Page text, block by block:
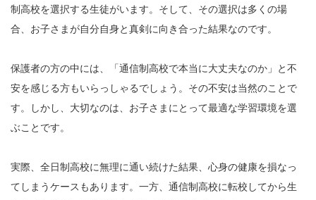
制高校を選択する生徒がいます。そして、その選択は多くの場
合、お子さまが自分自身と真剣に向き合った結果なのです。
保護者の方の中には、「通信制高校で本当に大丈夫なのか」と不
安を感じる方もいらっしゃるでしょう。その不安は当然のことで
す。しかし、大切なのは、お子さまにとって最適な学習環境を選
ぶことです。
実際、全日制高校に無理に通い続けた結果、心身の健康を損なっ
てしまうケースもあります。一方、通信制高校に転校してから生